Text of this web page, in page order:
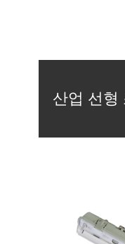
산업 선형